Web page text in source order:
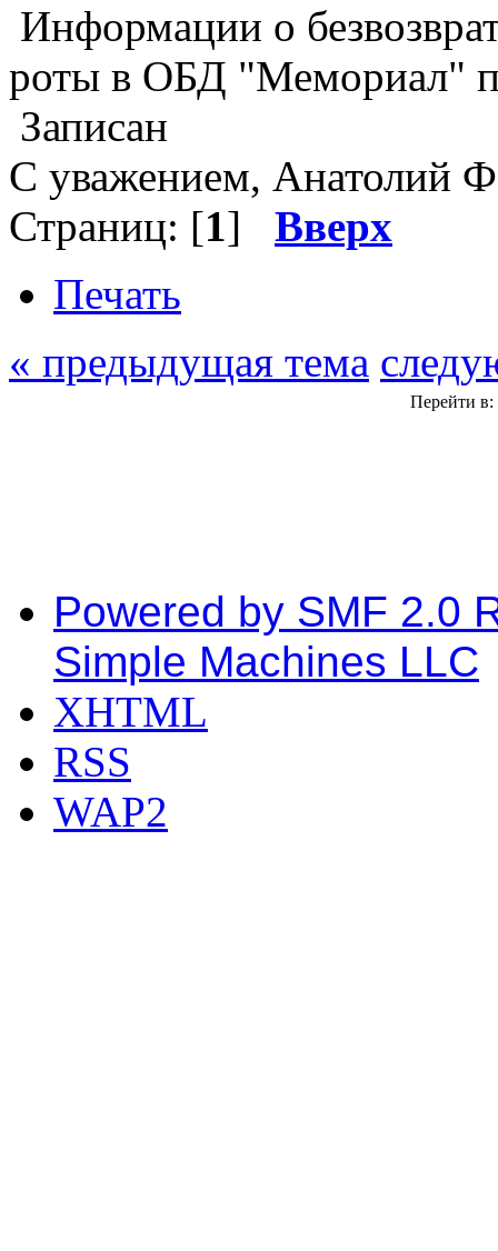
Информации о
роты в ОБД "Мемориал"
Записан
С уважением, Анатолий
Страниц: [1] Вверх
Печать
« предыдущая тема
Перейти в:
Powered by SMF 2.0
Simple Machines LLC
XHTML
RSS
WAP2